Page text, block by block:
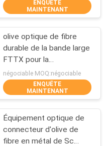
240
ENQUÊTE
MAINTENANT
olive optique de fibre
durable de la bande large
FTTX pour la
communication de
réseau informatique
négociable MOQ:négociable
ENQUÊTE
MAINTENANT
Équipement optique de
connecteur d'olive de
fibre en métal de Sc